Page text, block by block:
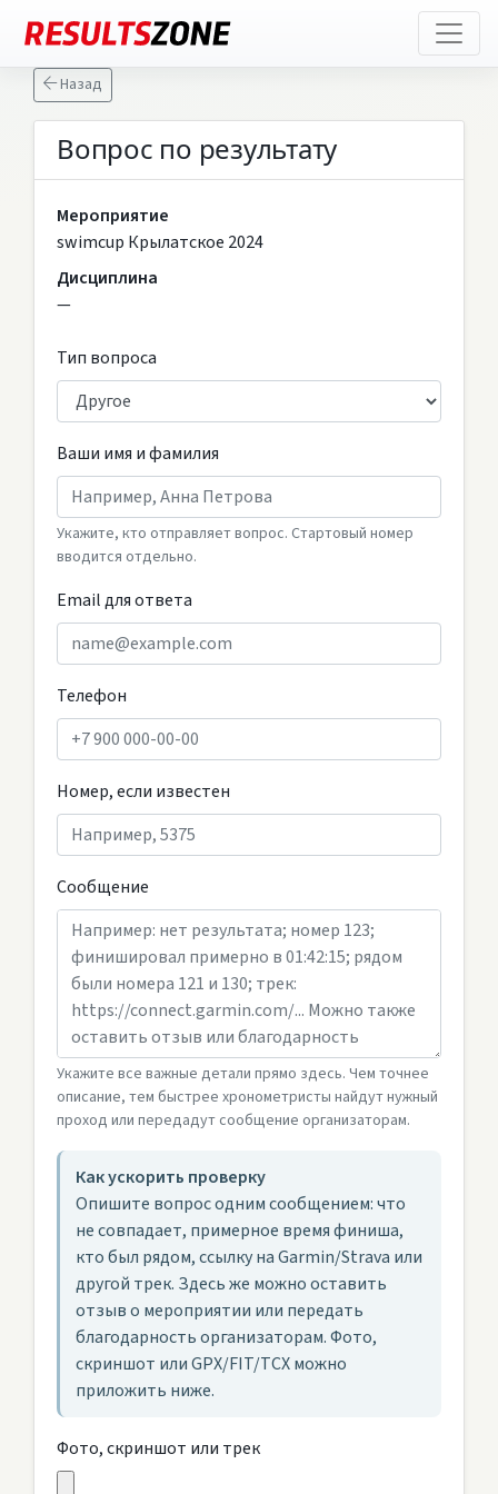
Назад
Вопрос по результату
Мероприятие
swimcup Крылатское 2024
Дисциплина
—
Тип вопроса
Ваши имя и фамилия
Укажите, кто отправляет вопрос. Стартовый номер
вводится отдельно.
Email для ответа
Телефон
Номер, если известен
Сообщение
Укажите все важные детали прямо здесь. Чем точнее
описание, тем быстрее хронометристы найдут нужный
проход или передадут сообщение организаторам.
Как ускорить проверку
Опишите вопрос одним сообщением: что
не совпадает, примерное время финиша,
кто был рядом, ссылку на Garmin/Strava или
другой трек. Здесь же можно оставить
отзыв о мероприятии или передать
благодарность организаторам. Фото,
скриншот или GPX/FIT/TCX можно
приложить ниже.
Фото, скриншот или трек